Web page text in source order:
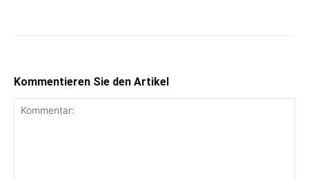
Kommentieren Sie den Artikel